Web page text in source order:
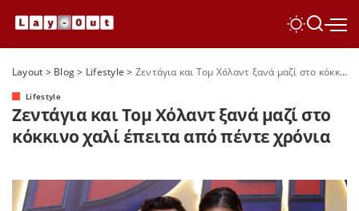
Layout > Blog> Lifestyle > Ζεντάγια και Τομ Χόλαντ ξανά μαζί στο κόκκινο χαλί έπειτα από πέντε χρόνια
Lifestyle
Ζεντάγια και Τομ Χόλαντ ξανά μαζί στο
κόκκινο χαλί έπειτα από πέντε χρόνια